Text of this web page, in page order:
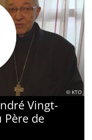
© KTO
Vingt-
de